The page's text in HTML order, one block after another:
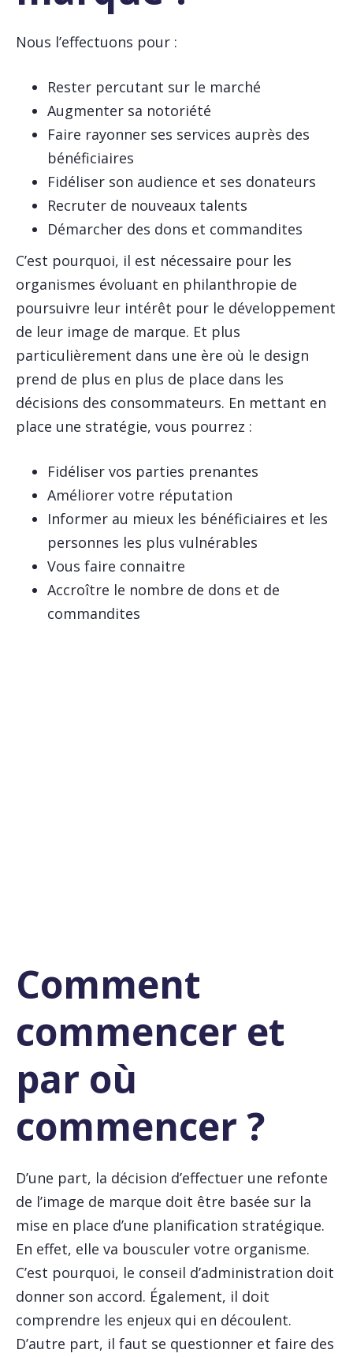
Nous l’effectuons pour :
Rester percutant sur le marché
Augmenter sa notoriété
Faire rayonner ses services auprès des
bénéficiaires
Fidéliser son audience et ses donateurs
Recruter de nouveaux talents
Démarcher des dons et commandites
C’est pourquoi, il est nécessaire pour les
organismes évoluant en philanthropie de
poursuivre leur intérêt pour le développement
de leur image de marque. Et plus
particulièrement dans une ère où le design
prend de plus en plus de place dans les
décisions des consommateurs. En mettant en
place une stratégie, vous pourrez :
Fidéliser vos parties prenantes
Améliorer votre réputation
Informer au mieux les bénéficiaires et les
personnes les plus vulnérables
Vous faire connaitre
Accroître le nombre de dons et de
commandites
Comment
commencer et
par où
commencer ?
D’une part, la décision d’effectuer une refonte
de l’image de marque doit être basée sur la
mise en place d’une planification stratégique.
En effet, elle va bousculer votre organisme.
C’est pourquoi, le conseil d’administration doit
donner son accord. Également, il doit
comprendre les enjeux qui en découlent.
D’autre part, il faut se questionner et faire des